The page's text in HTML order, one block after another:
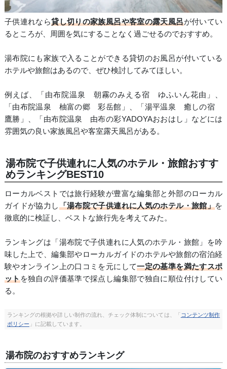
子供連れなら貸し切りの家族風呂や客室の露天風呂が付いてい
るところが、周囲を気にすることなく過ごせるのでおすすめ。
湯布院にも家族で入ることができる貸切のお風呂が付いている
ホテルや旅館はあるので、ぜひ検討してみてほしい。
例えば、「由布院温泉 朝霧のみえる宿 ゆふいん花由」、
「由布院温泉 柚富の郷 彩岳館」、「湯平温泉 癒しの宿
鷹勝」、「由布院温泉 由布の彩YADOYAおおはし」などには
雰囲気の良い家族風呂や客室露天風呂がある。
湯布院で子供連れに人気のホテル・旅館おすす
めランキングBEST10
ローカルベストでは旅行経験が豊富な編集部と外部のローカル
ガイドが協力し「湯布院で子供連れに人気のホテル・旅館」を
徹底的に検証し、ベストな旅行先を考えてみた。
ランキングは「湯布院で子供連れに人気のホテル・旅館」を吟
味した上で、編集部やローカルガイドのホテルや旅館の宿泊経
験やオンライン上の口コミを元にして一定の基準を満たすスポ
ットを独自の評価基準で採点し編集部で独自に順位付けしてい
る。
ランキングの根拠や詳しい制作の流れ、チェック体制については、「 コンテンツ制作
ポリシー 」に記載しています。
湯布院のおすすめランキング